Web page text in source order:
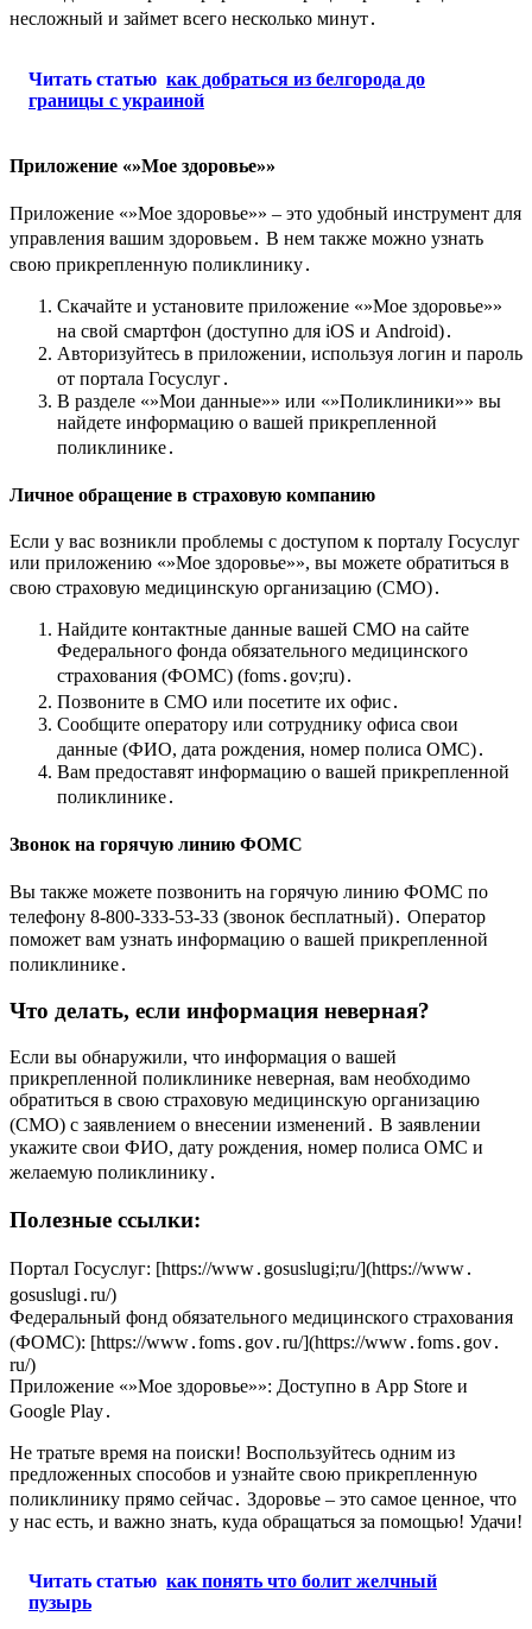
несложный и займет всего несколько минут․
Читать статью как добраться из белгорода до
границы с украиной
Приложение «»Мое здоровье»»
Приложение «»Мое здоровье»» – это удобный инструмент для
управления вашим здоровьем․ В нем также можно узнать
свою прикрепленную поликлинику․
Скачайте и установите приложение «»Мое здоровье»»
на свой смартфон (доступно для iOS и Android)․
Авторизуйтесь в приложении, используя логин и пароль
от портала Госуслуг․
В разделе «»Мои данные»» или «»Поликлиники»» вы
найдете информацию о вашей прикрепленной
поликлинике․
Личное обращение в страховую компанию
Если у вас возникли проблемы с доступом к порталу Госуслуг
или приложению «»Мое здоровье»», вы можете обратиться в
свою страховую медицинскую организацию (СМО)․
Найдите контактные данные вашей СМО на сайте
Федерального фонда обязательного медицинского
страхования (ФОМС) (foms․gov;ru)․
Позвоните в СМО или посетите их офис․
Сообщите оператору или сотруднику офиса свои
данные (ФИО, дата рождения, номер полиса ОМС)․
Вам предоставят информацию о вашей прикрепленной
поликлинике․
Звонок на горячую линию ФОМС
Вы также можете позвонить на горячую линию ФОМС по
телефону 8-800-333-53-33 (звонок бесплатный)․ Оператор
поможет вам узнать информацию о вашей прикрепленной
поликлинике․
Что делать, если информация неверная?
Если вы обнаружили, что информация о вашей
прикрепленной поликлинике неверная, вам необходимо
обратиться в свою страховую медицинскую организацию
(СМО) с заявлением о внесении изменений․ В заявлении
укажите свои ФИО, дату рождения, номер полиса ОМС и
желаемую поликлинику․
Полезные ссылки:
Портал Госуслуг: [https://www․gosuslugi;ru/](https://www․
gosuslugi․ru/)
Федеральный фонд обязательного медицинского страхования
(ФОМС): [https://www․foms․gov․ru/](https://www․foms․gov․
ru/)
Приложение «»Мое здоровье»»: Доступно в App Store и
Google Play․
Не тратьте время на поиски! Воспользуйтесь одним из
предложенных способов и узнайте свою прикрепленную
поликлинику прямо сейчас․ Здоровье – это самое ценное, что
у нас есть, и важно знать, куда обращаться за помощью! Удачи!
Читать статью как понять что болит желчный
пузырь